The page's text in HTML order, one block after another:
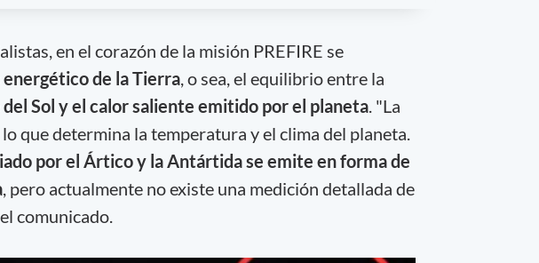
en el corazón de la misión PREFIRE se
de la Tierra, o sea, el equilibrio entre la
Sol y el calor saliente emitido por el planeta. "La
que determina la temperatura y el clima del planeta.
por el Ártico y la Antártida se emite en forma de
, pero actualmente no existe una medición detallada de
comunicado.